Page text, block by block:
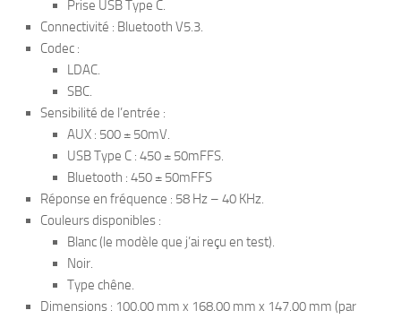
Prise USB Type C.
Connectivité : Bluetooth V5.3.
Codec :
LDAC.
SBC.
Sensibilité de l’entrée :
AUX : 500 ± 50mV.
USB Type C : 450 ± 50mFFS.
Bluetooth : 450 ± 50mFFS
Réponse en fréquence : 58 Hz – 40 KHz.
Couleurs disponibles :
Blanc (le modèle que j’ai reçu en test).
Noir.
Type chêne.
Dimensions : 100.00 mm x 168.00 mm x 147.00 mm (par